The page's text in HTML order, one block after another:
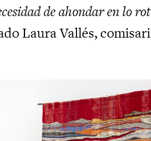
de ahondar en lo
Laura Vallés,